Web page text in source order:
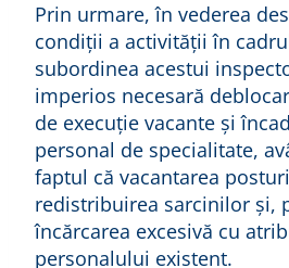
Prin urmare, în vederea
condiţii a activităţii în
subordinea acestui
imperios necesară
de execuţie vacante şi
personal de specialitate,
faptul că vacantarea
redistribuirea sarcinilor şi,
încărcarea excesivă cu
personalului existent.